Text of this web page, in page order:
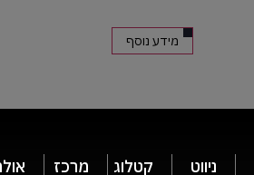
מידע נוסף
ניווט קטלוג מרכז